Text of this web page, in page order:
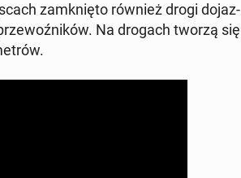
za­mknię­to również drogi do­jaz­
Na drogach tworzą się